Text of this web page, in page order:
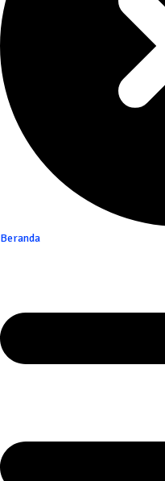
Beranda